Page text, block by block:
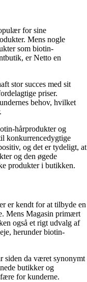
for sine
Mens nogle
som biotin-
er Netto en
stor succes med sit
priser.
behov, hvilket
hårprodukter og
konkurrencedygtige
og det er tydeligt, at
og den øgede
produkter i butikken.
er kendt for at tilbyde en
Mens Magasin primært
også et rigt udvalg af
herunder biotin-
siden da været synonymt
butikker og
for kunderne.